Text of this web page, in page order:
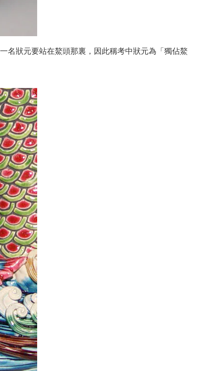
名狀元要站在鰲頭那裏，因此稱考中狀元為「獨佔鰲